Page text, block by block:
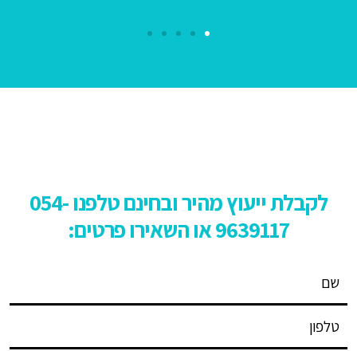
לקבלת ייעוץ מהיר ובחינם טלפנו 054-
9639117 או השאירו פרטים: